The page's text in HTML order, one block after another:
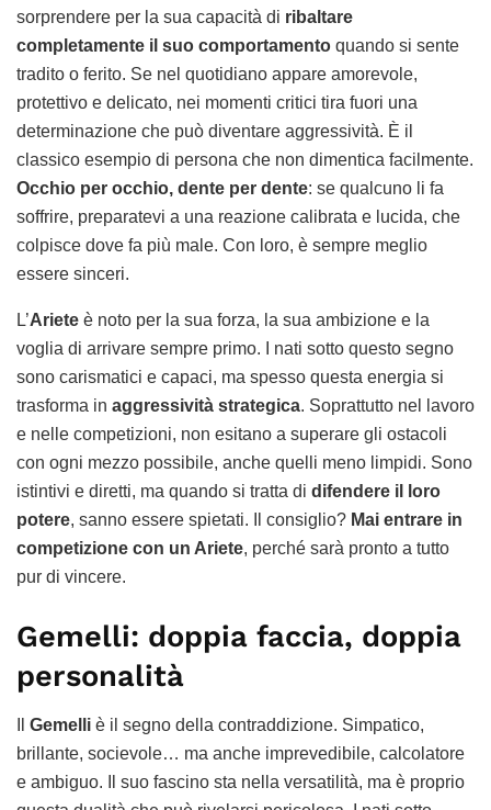
sorprendere per la sua capacità di ribaltare
completamente il suo comportamento quando si sente
tradito o ferito. Se nel quotidiano appare amorevole,
protettivo e delicato, nei momenti critici tira fuori una
determinazione che può diventare aggressività. È il
classico esempio di persona che non dimentica facilmente.
Occhio per occhio, dente per dente: se qualcuno li fa
soffrire, preparatevi a una reazione calibrata e lucida, che
colpisce dove fa più male. Con loro, è sempre meglio
essere sinceri.
L’Ariete è noto per la sua forza, la sua ambizione e la
voglia di arrivare sempre primo. I nati sotto questo segno
sono carismatici e capaci, ma spesso questa energia si
trasforma in aggressività strategica. Soprattutto nel lavoro
e nelle competizioni, non esitano a superare gli ostacoli
con ogni mezzo possibile, anche quelli meno limpidi. Sono
istintivi e diretti, ma quando si tratta di difendere il loro
potere, sanno essere spietati. Il consiglio? Mai entrare in
competizione con un Ariete, perché sarà pronto a tutto
pur di vincere.
Gemelli: doppia faccia, doppia
personalità
Gemelli è il segno della contraddizione. Simpatico,
brillante, socievole… ma anche imprevedibile, calcolatore
e ambiguo. Il suo fascino sta nella versatilità, ma è proprio